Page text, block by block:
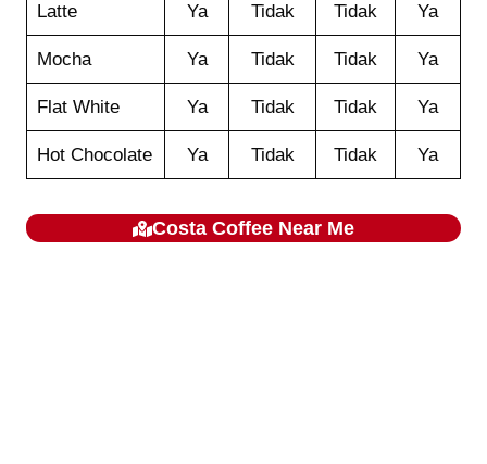
Latte Ya Tidak Tidak Ya
Mocha Ya Tidak Tidak Ya
Flat White Ya Tidak Tidak Ya
Hot Chocolate Ya Tidak Tidak Ya
Costa CoffeeNear Me